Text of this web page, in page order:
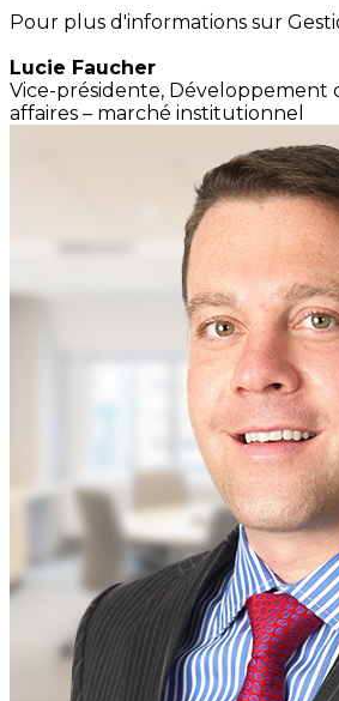
Pour plus d'informations sur
Lucie Faucher
Vice-présidente, Développement
affaires – marché institutionnel